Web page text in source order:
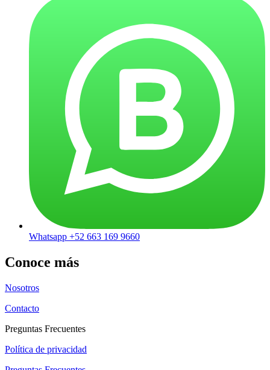
Whatsapp +52 663 169 9660
Conoce más
Nosotros
Contacto
Preguntas Frecuentes
Política de privacidad